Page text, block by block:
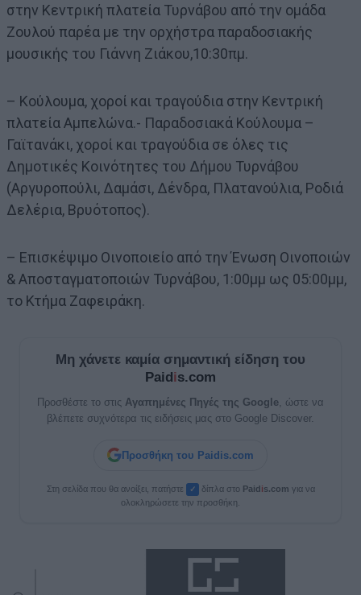
στην Κεντρική πλατεία Τυρνάβου από την ομάδα
Ζουλού παρέα με την ορχήστρα παραδοσιακής
μουσικής του Γιάννη Ζιάκου,10:30πμ.
– Κούλουμα, χοροί και τραγούδια στην Κεντρική
πλατεία Αμπελώνα.- Παραδοσιακά Κούλουμα –
Γαϊτανάκι, χοροί και τραγούδια σε όλες τις
Δημοτικές Κοινότητες του Δήμου Τυρνάβου
(Αργυροπούλι, Δαμάσι, Δένδρα, Πλατανούλια, Ροδιά
Δελέρια, Βρυότοπος).
– Επισκέψιμο Οινοποιείο από την Ένωση Οινοποιών
& Αποσταγματοποιών Τυρνάβου, 1:00μμ ως 05:00μμ,
το Κτήμα Ζαφειράκη.
Μη χάνετε καμία σημαντική είδηση του
Paidis.com
Προσθέστε το στις Αγαπημένες Πηγές της Google , ώστε να
βλέπετε συχνότερα τις ειδήσεις μας στο Google Discover.
Προσθήκη του Paidis.com
Στη σελίδα που θα ανοίξει, πατήστε ✓ δίπλα στο Paidis.com για να
ολοκληρώσετε την προσθήκη.